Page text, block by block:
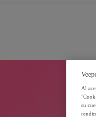
Al
su